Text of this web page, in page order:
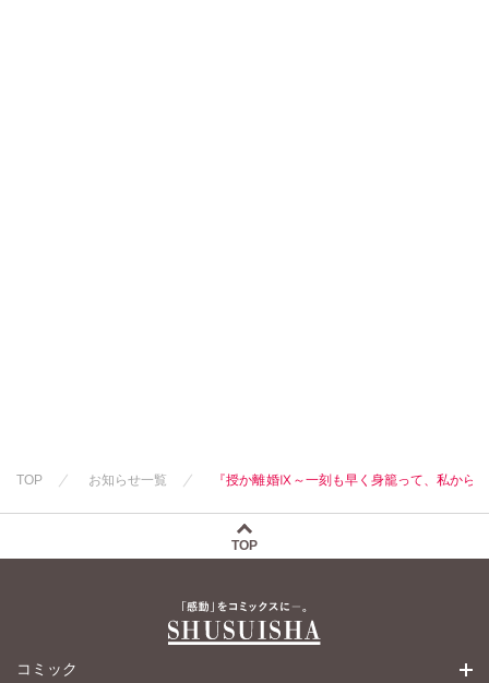
TOP お知らせ一覧 『授か離婚Ⅸ～一刻も早く身籠って、私から
TOP
コミック